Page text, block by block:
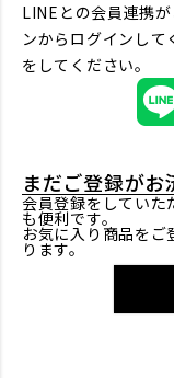
LINEとの会員連携
ンからログインして
をしてください。
まだご登録が
会員登録をしていた
も便利です。
お気に入り商品を
ります。